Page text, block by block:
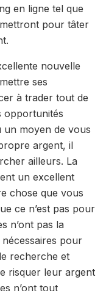
en ligne tel que
pour tâter
nouvelle
ses
à trader tout de
opportunités
un moyen de vous
argent, il
ailleurs. La
un excellent
chose que vous
ce n’est pas pour
n’ont pas la
nécessaires pour
recherche et
risquer leur argent
n’ont tout